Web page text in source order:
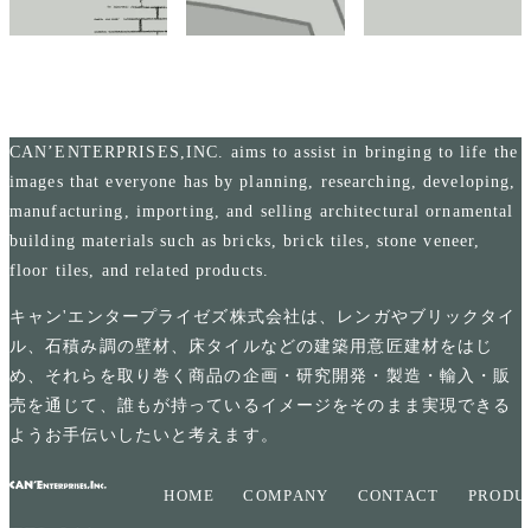
CAN’ENTERPRISES,INC. aims to assist in bringing to life the
images that everyone has by planning, researching, developing,
manufacturing, importing, and selling architectural ornamental
building materials such as bricks, brick tiles, stone veneer,
floor tiles, and related products.
キャン'エンタープライゼズ株式会社は、レンガやブリックタイ
ル、石積み調の壁材、床タイルなどの建築用意匠建材をはじ
め、それらを取り巻く商品の企画・研究開発・製造・輸入・販
売を通じて、誰もが持っているイメージをそのまま実現できる
ようお手伝いしたいと考えます。
HOME COMPANY CONTACT